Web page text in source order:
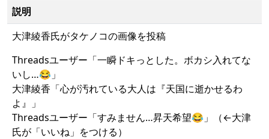
説明
大津綾香氏がタケノコの画像を投稿
Threadsユーザー「一瞬ドキっとした。ボカシ入れてな
いし…😂」
大津綾香「心が汚れている大人は『天国に逝かせるわ
よ』」
Threadsユーザー「すみません…昇天希望😂」（←大津
氏が「いいね」をつける）